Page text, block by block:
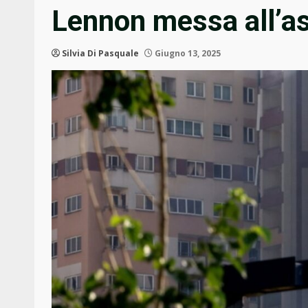
Lennon messa
Silvia Di Pasquale Giugno 13, 2025